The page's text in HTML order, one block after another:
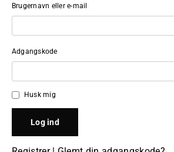
Brugernavn eller e-mail
Adgangskode
Husk mig